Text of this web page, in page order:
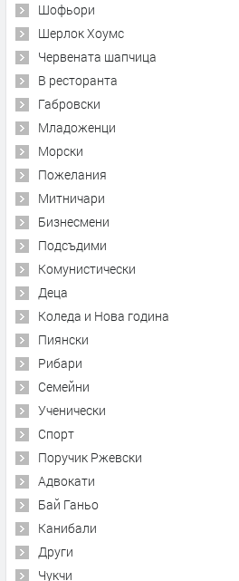
Шофьори
Шерлок Хоумс
Червената шапчица
В ресторанта
Габровски
Младоженци
Морски
Пожелания
Митничари
Бизнесмени
Подсъдими
Комунистически
Деца
Коледа и Нова година
Пиянски
Рибари
Семейни
Ученически
Спорт
Поручик Ржевски
Адвокати
Бай Ганьо
Канибали
Други
Чукчи